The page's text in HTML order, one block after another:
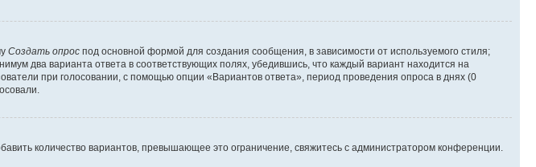
Создать опрос под основной формой для создания сообщения, в зависимости от используемого стиля;
два варианта ответа в соответствующих полях, убедившись, что каждый вариант находится на
при голосовании, с помощью опции «Вариантов ответа», период проведения опроса в днях (0
количество вариантов, превышающее это ограничение, свяжитесь с администратором конференции.